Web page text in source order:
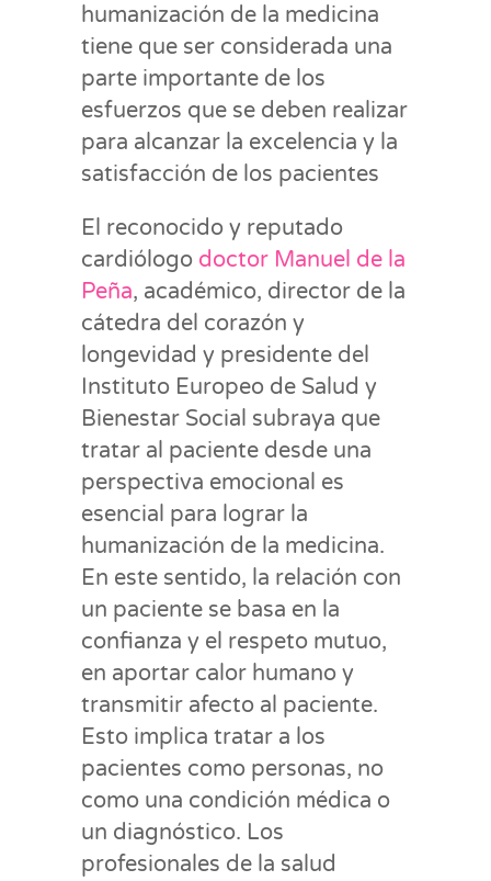
humanización de la medicina
tiene que ser considerada una
parte importante de los
esfuerzos que se deben realizar
para alcanzar la excelencia y la
satisfacción de los pacientes
El reconocido y reputado
cardiólogo doctor Manuel de la
Peña, académico, director de la
cátedra del corazón y
longevidad y presidente del
Instituto Europeo de Salud y
Bienestar Social subraya que
tratar al paciente desde una
perspectiva emocional es
esencial para lograr la
humanización de la medicina.
En este sentido, la relación con
un paciente se basa en la
confianza y el respeto mutuo,
en aportar calor humano y
transmitir afecto al paciente.
Esto implica tratar a los
pacientes como personas, no
como una condición médica o
un diagnóstico. Los
profesionales de la salud